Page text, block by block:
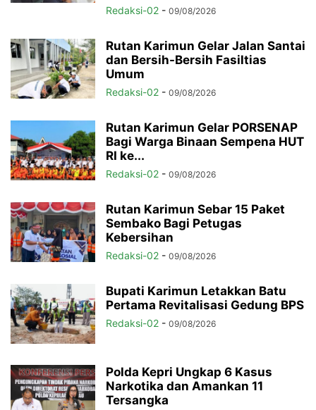
Redaksi-02 - 09/08/2026
Rutan Karimun Gelar Jalan Santai
dan Bersih-Bersih Fasiltias
Umum
Redaksi-02 - 09/08/2026
Rutan Karimun Gelar PORSENAP
Bagi Warga Binaan Sempena HUT
RI ke...
Redaksi-02 - 09/08/2026
Rutan Karimun Sebar 15 Paket
Sembako Bagi Petugas
Kebersihan
Redaksi-02 - 09/08/2026
Bupati Karimun Letakkan Batu
Pertama Revitalisasi Gedung BPS
Redaksi-02 - 09/08/2026
Polda Kepri Ungkap 6 Kasus
Narkotika dan Amankan 11
Tersangka